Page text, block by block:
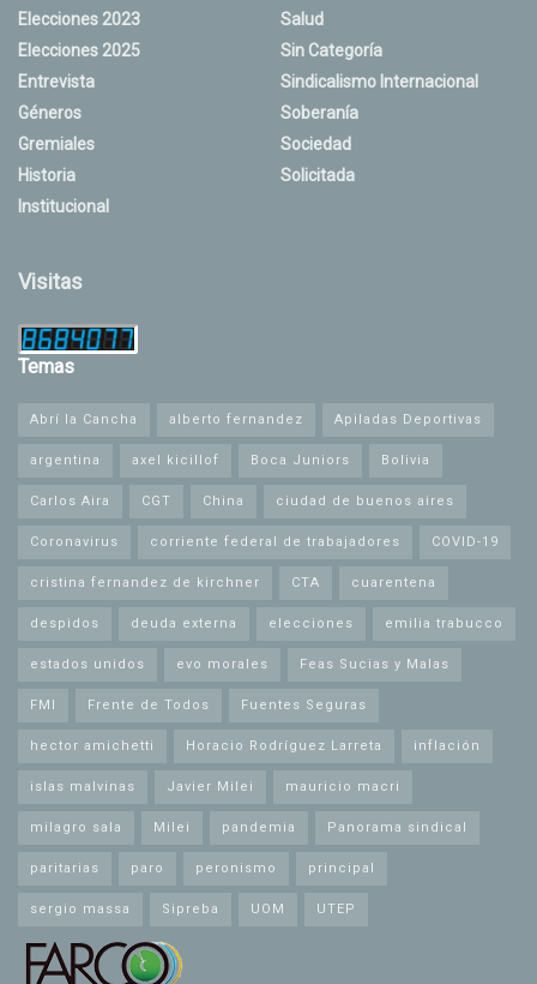
Elecciones 2023
Elecciones 2025
Entrevista
Géneros
Gremiales
Historia
Institucional
Salud
Sin Categoría
Sindicalismo Internacional
Soberanía
Sociedad
Solicitada
Visitas
Temas
Abrí la Cancha alberto fernandez Apiladas Deportivas
argentina axel kicillof Boca Juniors Bolivia
Carlos Aira CGT China ciudad de buenos aires
Coronavirus corriente federal de trabajadores COVID-19
cristina fernandez de kirchner CTA cuarentena
despidos deuda externa elecciones emilia trabucco
estados unidos evo morales Feas Sucias y Malas
FMI Frente de Todos Fuentes Seguras
hector amichetti Horacio Rodríguez Larreta inflación
islas malvinas Javier Milei mauricio macri
milagro sala Milei pandemia Panorama sindical
paritarias paro peronismo principal
sergio massa Sipreba UOM UTEP